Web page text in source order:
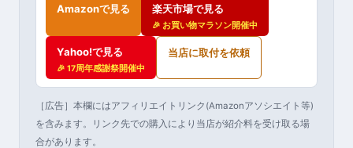
Amazonで見る 楽天市場で見る
🎉 お買い物マラソン開催中
Yahoo!で見る
🎉 17周年感謝祭開催中
当店に取付を依頼
［広告］本欄にはアフィリエイトリンク(Amazonアソシエイト等)
を含みます。リンク先での購入により当店が紹介料を受け取る場
合があります。